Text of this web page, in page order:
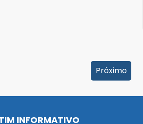
Próximo
INFORMATIVO